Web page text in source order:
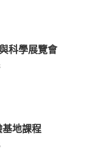
科學展覽會
地課程